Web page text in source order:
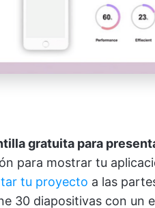
gratuita para
para mostrar tu
tu proyecto a las
30 diapositivas con un